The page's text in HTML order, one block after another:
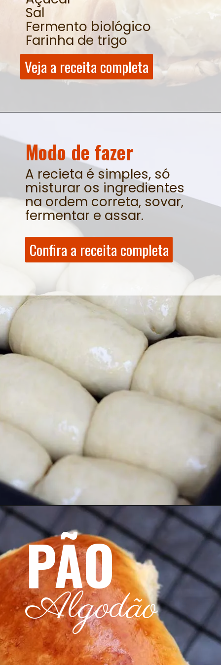
Sal
Fermento biológico
Farinha de trigo
Veja a receita completa
Veja a receita completa
A recieta é simples, só
misturar os ingredientes
na ordem correta, sovar,
fermentar e assar.
Modo de fazer
Confira a receita completa
Confira a receita completa
PÃO
Algodão